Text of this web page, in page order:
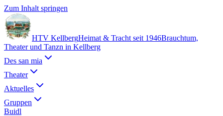
Zum Inhalt springen
HTV KellbergHeimat & Tracht seit 1946Brauchtum,
Theater und Tanzn in Kellberg
Des san mia
Theater
Aktuelles
Gruppen
Buidl